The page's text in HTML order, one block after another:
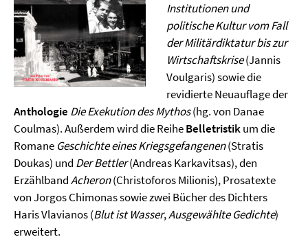
Institutionen und
politische Kultur vom Fall
der Militärdiktatur bis zur
Wirtschaftskrise(Jannis
Voulgaris) sowie die
revidierte Neuauflage der
Anthologie Die Exekution des Mythos(hg. von Danae
Coulmas). Außerdem wird die ReiheBelletristikum die
Romane Geschichte eines Kriegsgefangenen(Stratis
Doukas) und Der Bettler(Andreas Karkavitsas), den
ErzählbandAcheron(Christoforos Milionis), Prosatexte
von Jorgos Chimonas sowie zwei Bücher des Dichters
Haris Vlavianos (Blut ist Wasser,Ausgewählte Gedichte)
erweitert.